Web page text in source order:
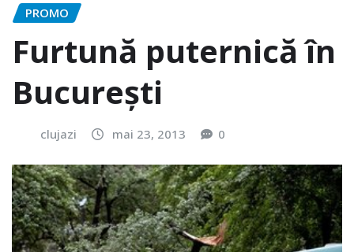
PROMO
Furtună puternică în
București
clujazi mai 23, 2013 0